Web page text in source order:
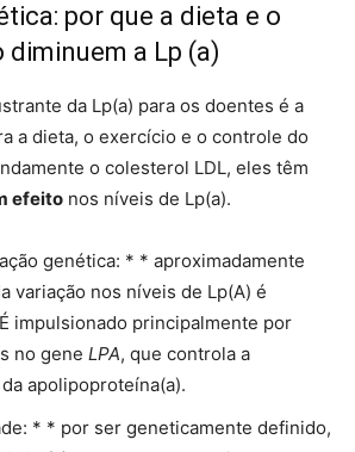
por que a dieta e o
a Lp (a)
da Lp(a) para os doentes é a
a dieta, o exercício e o controle do
o colesterol LDL, eles têm
efeito nos níveis de Lp(a).
genética: * * aproximadamente
variação nos níveis de Lp(A) é
impulsionado principalmente por
no gene LPA, que controla a
apolipoproteína(a).
* * por ser geneticamente definido,